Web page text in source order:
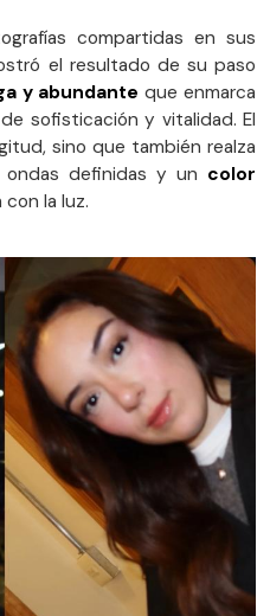
compartidas en sus
el resultado de su paso
y abundante que enmarca
sofisticación y vitalidad. El
sino que también realza
definidas y un color
con la luz.